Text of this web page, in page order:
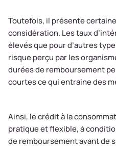
Toutefois, il présente
considération. Les taux
élevés que pour d’autres
risque perçu par les
durées de remboursement
courtes ce qui entraine des
Ainsi, le crédit à la
pratique et flexible, à
de remboursement avant de